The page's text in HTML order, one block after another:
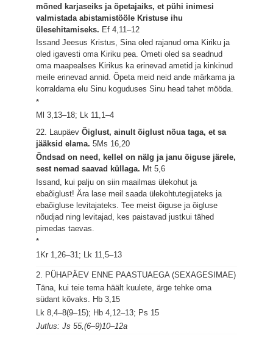
mõned karjaseiks ja õpetajaiks, et pühi inimesi
valmistada abistamistööle Kristuse ihu
ülesehitamiseks. Ef 4,11–12
Issand Jeesus Kristus, Sina oled rajanud oma Kiriku ja
oled igavesti oma Kiriku pea. Ometi oled sa seadnud
oma maapealses Kirikus ka erinevad ametid ja kinkinud
meile erinevad annid. Õpeta meid neid ande märkama ja
korraldama elu Sinu koguduses Sinu head tahet mööda.
*
Ml 3,13–18; Lk 11,1–4
22. LaupäevÕiglust, ainult õiglust nõua taga, et sa
jääksid elama.5Ms 16,20
Õndsad on need, kellel on nälg ja janu õiguse järele,
sest nemad saavad küllaga. Mt 5,6
Issand, kui palju on siin maailmas ülekohut ja
ebaõiglust! Ära lase meil saada ülekohtutegijateks ja
ebaõigluse levitajateks. Tee meist õiguse ja õigluse
nõudjad ning levitajad, kes paistavad justkui tähed
pimedas taevas.
*
1Kr 1,26–31; Lk 11,5–13
2. PÜHAPÄEV ENNE PAASTUAEGA (SEXAGESIMAE)
Täna, kui teie tema häält kuulete, ärge tehke oma
südant kõvaks. Hb 3,15
Lk 8,4–8(9–15); Hb 4,12–13; Ps 15
Jutlus: Js 55,(6–9)10–12a